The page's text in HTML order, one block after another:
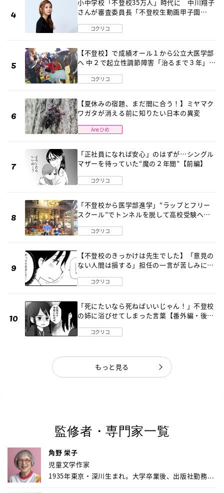
小中学校「不登校35万人」時代に 中川翔子
さんが審査委員長「不登校生動画甲子園
コクリコ
【不登校】で成績オール１から公立大医学部
へ 中２で起立性調節障害「治るまで３年」の
コクリコ
【夏休みの宿題、まだ間に合う！】ミヤマク
ワガタが消える前に知りたい日本の異変
Aneひめ
「正社員になれば安心」のはずが…シングル
マザーを待っていた“魔の２年間”【前編】
コクリコ
「不登校から医学部進学」“ラップとフリー
スクール”でトンネルを脱して高校受験へ
コクリコ
【不登校のきっかけは先生でした】「意見の
ない人間は損する」担任の一言が苦しみに…
コクリコ
「死にたいなら死ねばいいじゃん！」不登校
の姉に浴びせてしまった言葉【番外編・後
コクリコ
もっと見る
監修者・専門家一覧
角野 栄子
児童文学作家
1935年東京・深川生まれ。大学卒業後、出版社勤務...